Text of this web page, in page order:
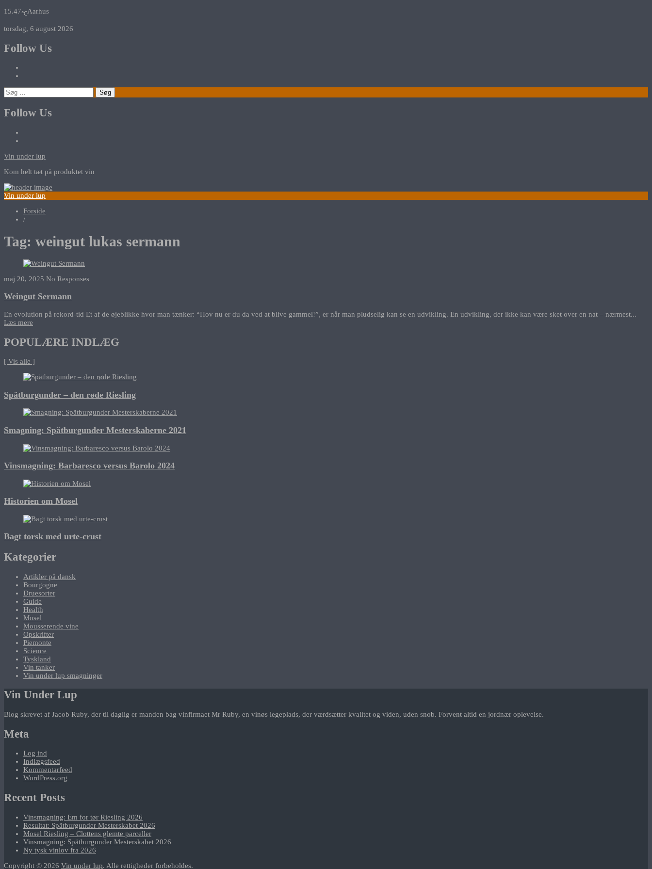
15.47℃Aarhus
torsdag, 6 august 2026
Follow Us
Søg
efter:
Follow Us
Vin under lup
Kom helt tæt på produktet vin
Vin under lup
Forside
/
Tag: weingut lukas sermann
maj 20, 2025 No Responses
Weingut Sermann
En evolution på rekord-tid Et af de øjeblikke hvor man tænker: “Hov nu er du da ved at blive gammel!”, er når man pludselig kan se en udvikling. En udvikling, der ikke kan være sket over en nat – nærmest...
Læs mere
POPULÆRE INDLÆG
[ Vis alle ]
Spätburgunder – den røde Riesling
Smagning: Spätburgunder Mesterskaberne 2021
Vinsmagning: Barbaresco versus Barolo 2024
Historien om Mosel
Bagt torsk med urte-crust
Kategorier
Artikler på dansk
Bourgogne
Druesorter
Guide
Health
Mosel
Mousserende vine
Opskrifter
Piemonte
Science
Tyskland
Vin tanker
Vin under lup smagninger
Vin Under Lup
Blog skrevet af Jacob Ruby, der til daglig er manden bag vinfirmaet Mr Ruby, en vinøs legeplads, der værdsætter kvalitet og viden, uden snob. Forvent altid en jordnær oplevelse.
Meta
Log ind
Indlægsfeed
Kommentarfeed
WordPress.org
Recent Posts
Vinsmagning: Em for tør Riesling 2026
Resultat: Spätburgunder Mesterskabet 2026
Mosel Riesling – Clottens glemte parceller
Vinsmagning: Spätburgunder Mesterskabet 2026
Ny tysk vinlov fra 2026
Copyright © 2026 Vin under lup. Alle rettigheder forbeholdes.